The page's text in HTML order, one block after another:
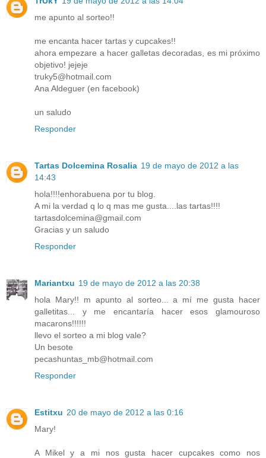
me apunto al sorteo!!
me encanta hacer tartas y cupcakes!!
ahora empezare a hacer galletas decoradas, es mi próximo
objetivo! jejeje
truky5@hotmail.com
Ana Aldeguer (en facebook)
un saludo
Responder
Tartas Dolcemina Rosalia 19 de mayo de 2012 a las
14:43
hola!!!!enhorabuena por tu blog.
A mi la verdad q lo q mas me gusta....las tartas!!!!
tartasdolcemina@gmail.com
Gracias y un saludo
Responder
Mariantxu 19 de mayo de 2012 a las 20:38
hola Mary!! m apunto al sorteo... a mí me gusta hacer
galletitas... y me encantaría hacer esos glamouroso
macarons!!!!!!
llevo el sorteo a mi blog vale?
Un besote
pecashuntas_mb@hotmail.com
Responder
Estitxu 20 de mayo de 2012 a las 0:16
Mary!
A Mikel y a mi nos gusta hacer cupcakes como nos